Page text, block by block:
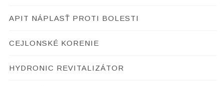
APIT NÁPLASŤ PROTI BOLESTI
CEJLONSKÉ KORENIE
HYDRONIC REVITALIZÁTOR